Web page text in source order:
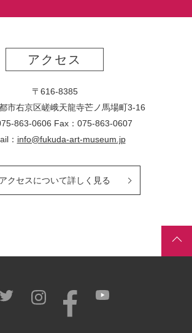
アクセス
〒616-8385
市右京区嵯峨天龍寺芒ノ馬場町3-16
863-0606 Fax：075-863-0607
： info@fukuda-art-museum.jp
アクセスについて詳しく見る